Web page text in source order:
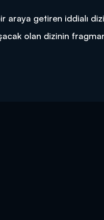
araya getiren iddialı
olan dizinin